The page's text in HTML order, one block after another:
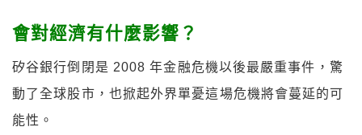
會對經濟有什麼影響？
矽谷銀行倒閉是 2008 年金融危機以後最嚴重事件，驚
動了全球股市，也掀起外界單憂這場危機將會蔓延的可
能性。